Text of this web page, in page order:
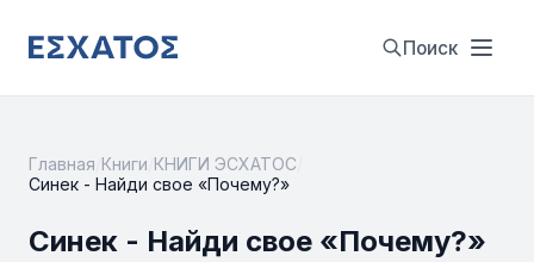
Поиск
Главная Книги КНИГИ ЭСХАТОС
Синек - Найди свое «Почему?»
Синек - Найди свое «Почему?»